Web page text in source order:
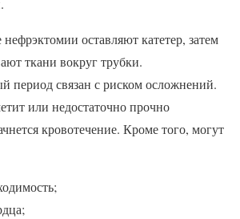
оставляют катетер, затем
ткани вокруг трубки.
период связан с риском осложнений.
или недостаточно прочно
кровотечение. Кроме того, могут